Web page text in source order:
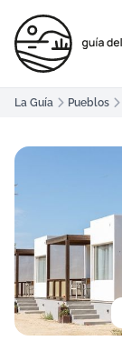
La Guía Pueblos